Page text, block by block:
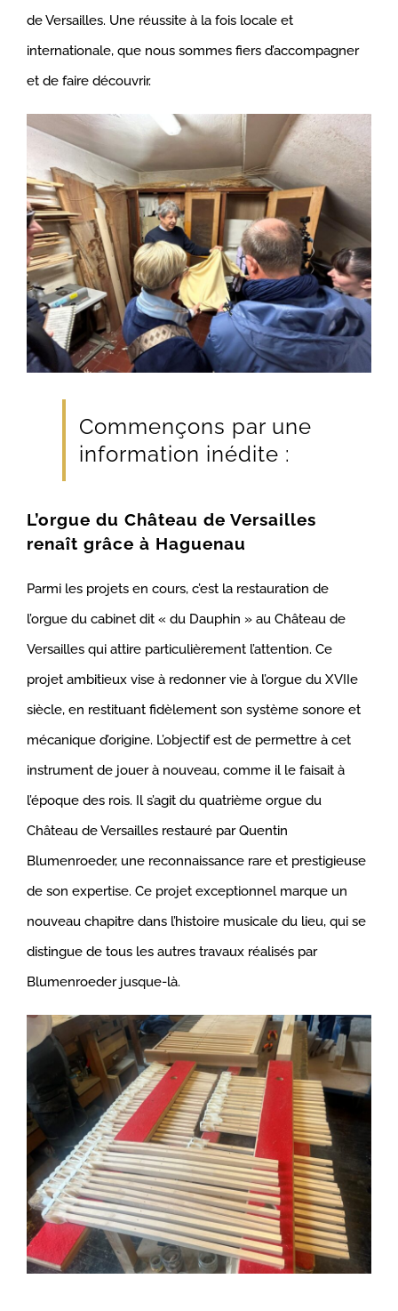
de Versailles. Une réussite à la fois locale et
internationale, que nous sommes fiers d’accompagner
et de faire découvrir.
Commençons par une
information inédite :
L’orgue du Château de Versailles
renaît grâce à Haguenau
Parmi les projets en cours, c’est la restauration de
l’orgue du cabinet dit « du Dauphin » au Château de
Versailles qui attire particulièrement l’attention. Ce
projet ambitieux vise à redonner vie à l’orgue du XVIIe
siècle, en restituant fidèlement son système sonore et
mécanique d’origine. L’objectif est de permettre à cet
instrument de jouer à nouveau, comme il le faisait à
l’époque des rois. Il s’agit du quatrième orgue du
Château de Versailles restauré par Quentin
Blumenroeder, une reconnaissance rare et prestigieuse
de son expertise. Ce projet exceptionnel marque un
nouveau chapitre dans l’histoire musicale du lieu, qui se
distingue de tous les autres travaux réalisés par
Blumenroeder jusque-là.